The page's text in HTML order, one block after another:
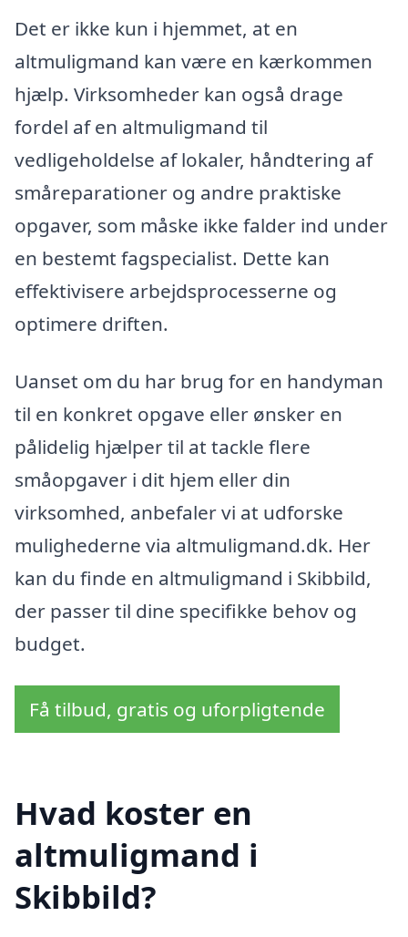
Det er ikke kun i hjemmet, at en
altmuligmand kan være en kærkommen
hjælp. Virksomheder kan også drage
fordel af en altmuligmand til
vedligeholdelse af lokaler, håndtering af
småreparationer og andre praktiske
opgaver, som måske ikke falder ind under
en bestemt fagspecialist. Dette kan
effektivisere arbejdsprocesserne og
optimere driften.
Uanset om du har brug for en handyman
til en konkret opgave eller ønsker en
pålidelig hjælper til at tackle flere
småopgaver i dit hjem eller din
virksomhed, anbefaler vi at udforske
mulighederne via altmuligmand.dk. Her
kan du finde en altmuligmand i Skibbild,
der passer til dine specifikke behov og
budget.
Få tilbud, gratis og uforpligtende
Hvad koster en
altmuligmand i
Skibbild?